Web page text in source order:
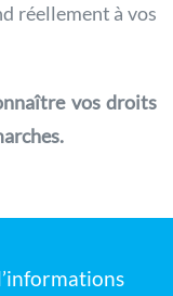
réellement à vos
vos droits